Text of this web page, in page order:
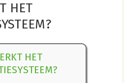
HET
HET